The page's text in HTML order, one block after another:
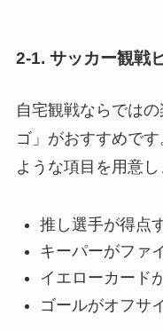
2-1. サッカー観戦
自宅観戦ならでは
ゴ」がおすすめで
ような項目を用意し
推し選手が得点
キーパーがファ
イエローカード
ゴールがオフサ